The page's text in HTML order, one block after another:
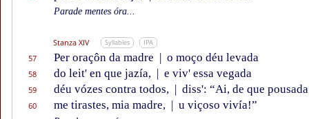
Parade mentes óra...
Stanza XIV Syllables IPA
57 Per oraçôn da madre | o moço déu levada
58 do leit' en que jazía, | e viv' essa vegada
59 déu vózes contra todos, | diss': “Ai, de que pousada
60 me tirastes, mia madre, | u viçoso vivía!”